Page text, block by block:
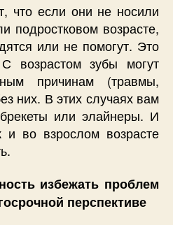
что если они не носили
подростковом возрасте,
или не помогут. Это
возрастом зубы могут
причинам (травмы,
них. В этих случаях вам
или элайнеры. И
и во взрослом возрасте
избежать проблем
перспективе